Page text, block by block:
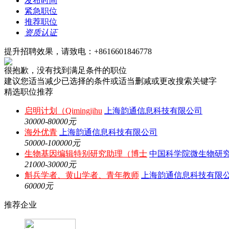
紧急职位
推荐职位
资质认证
提升招聘效果，请致电：+8616601846778
很抱歉，没有找到满足条件的职位
建议您适当减少已选择的条件或适当删减或更改搜索关键字
精选职位推荐
启明计划（Qimingjihu
上海韵通信息科技有限公司
30000-80000元
海外优青
上海韵通信息科技有限公司
50000-100000元
生物基因编辑特别研究助理（博士 中国科学院微生物研
21000-30000元
斛兵学者、黄山学者、青年教师
上海韵通信息科技有限
60000元
推荐企业